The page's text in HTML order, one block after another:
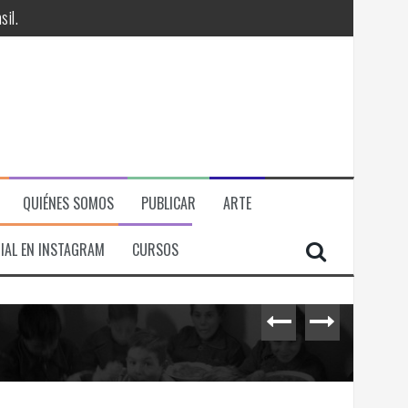
ECONOMICA Y POLITICA
QUIÉNES SOMOS PUBLICAR ARTE
EN INSTAGRAM CURSOS